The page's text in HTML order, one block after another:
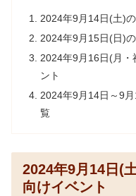
2024年9月14日(土)
2024年9月15日(日)
2024年9月16日(月
ント
2024年9月14日～9
覧
2024年9月14日(
向けイベント